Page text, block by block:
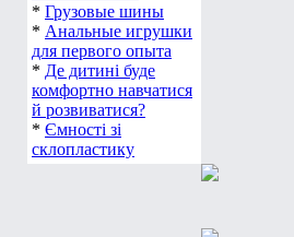
* Грузовые шины
* Анальные игрушки
для первого опыта
* Де дитині буде
комфортно навчатися
й розвиватися?
* Ємності зі
склопластику